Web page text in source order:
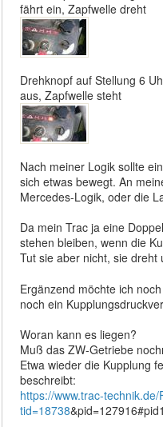
fährt ein, Zapfwelle dreht
Drehknopf auf Stellung 6
aus, Zapfwelle steht
Nach meiner Logik sollte
sich etwas bewegt. An
Mercedes-Logik, oder die
Da mein Trac ja eine
stehen bleiben, wenn die
Tut sie aber nicht, sie
Ergänzend möchte ich
noch ein
Woran kann es liegen?
Muß das ZW-Getriebe
Etwa wieder die Kupplung
beschreibt:
https://www.trac-
tid=18738